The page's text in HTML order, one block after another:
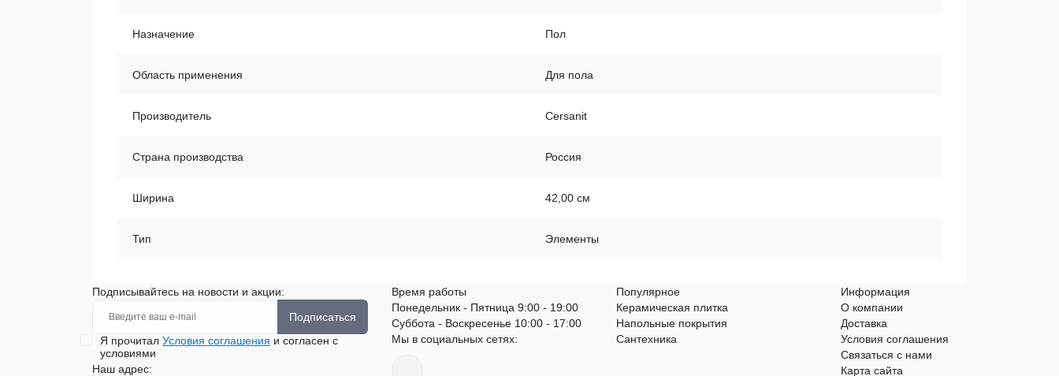
Назначение Пол
Область применения Для пола
Производитель Cersanit
Страна производства Россия
Ширина 42,00 см
Тип Элементы
Подписывайтесь на новости и акции:
Подписаться
Я прочитал Условия соглашения и согласен с
условиями
Наш адрес:
Время работы
Понедельник - Пятница 9:00 - 19:00
Суббота - Воскресенье 10:00 - 17:00
Мы в социальных сетях:
Популярное
Керамическая плитка
Напольные покрытия
Сантехника
Информация
О компании
Доставка
Условия соглашения
Связаться с нами
Карта сайта